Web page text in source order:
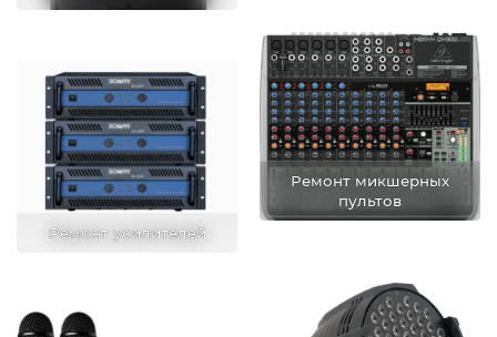
Ремонт усилителей
Ремонт микшерных
пультов